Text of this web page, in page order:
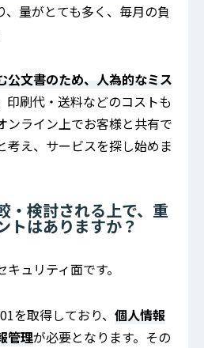
、量がとても多く、毎月の負
公文書のため、人為的なミス
印刷代・送料などのコストも
ンライン上でお客様と共有で
考え、サービスを探し始めま
・検討される上で、重
トはありますか？
キュリティ面です。
を取得しており、 個人情報
管理が必要となります。その